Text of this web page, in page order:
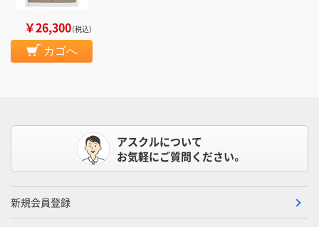
￥26,300（税込）
カゴへ
アスクルについて
お気軽にご質問ください。
新規会員登録